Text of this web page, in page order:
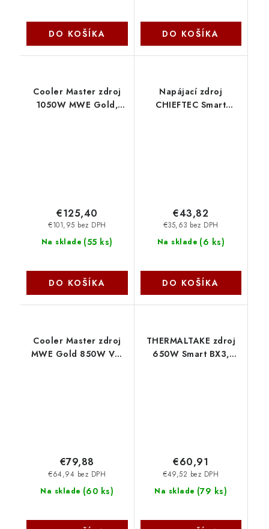
DO KOŠÍKA DO KOŠÍKA
Cooler Master zdroj
1050W MWE Gold,
Na sklade (55 ks)
€101,95 bez DPH
€125,40
DO KOŠÍKA
Napájací zdroj
CHIEFTEC Smart
Na sklade (6 ks)
€35,63 bez DPH
€43,82
DO KOŠÍKA
Cooler Master zdroj
MWE Gold 850W V3,
Na sklade (60 ks)
€64,94 bez DPH
€79,88
THERMALTAKE zdroj
650W Smart BX3,
Na sklade (79 ks)
€49,52 bez DPH
€60,91